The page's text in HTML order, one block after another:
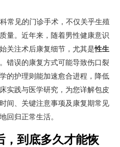
常见的门诊手术，不仅关乎生殖
量。近年来，随着男性健康意识
关注术后康复细节，尤其是性生
。错误的康复方式可能导致伤口裂
的护理则能加速愈合进程，降低
实践与医学研究，为您详解包皮
间、关键注意事项及康复期常见
回归正常生活。
，到底多久才能恢